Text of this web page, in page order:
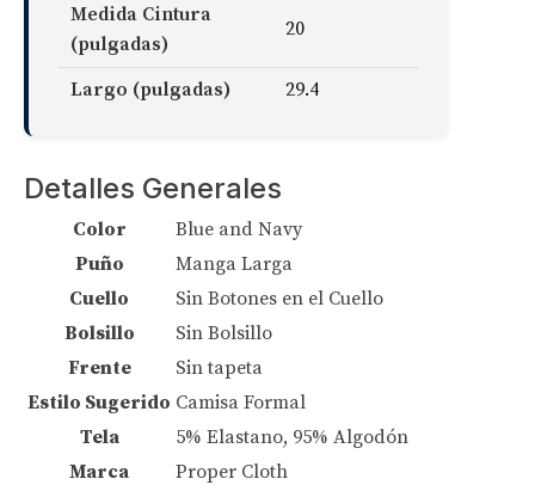
Medida Cintura
(pulgadas)
20
Largo (pulgadas) 29.4
Detalles Generales
Color
Blue and Navy
Puño
Manga Larga
Cuello
Sin Botones en el Cuello
Bolsillo
Sin Bolsillo
Frente
Sin tapeta
Estilo Sugerido Camisa Formal
Tela
5% Elastano, 95% Algodón
Marca
Proper Cloth